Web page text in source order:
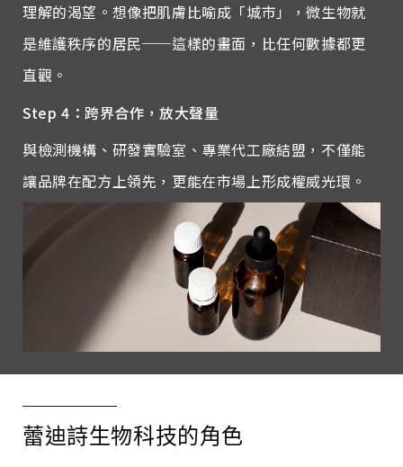
理解的渴望。想像把肌膚比喻成「城市」，微生物就
是維護秩序的居民──這樣的畫面，比任何數據都更
直觀。
Step 4 ：跨界合作，放大聲量
與檢測機構、研發實驗室、專業代工廠結盟，不僅能
讓品牌在配方上領先，更能在市場上形成權威光環。
蕾迪詩生物科技的角色